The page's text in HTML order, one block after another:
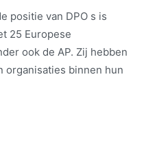
positie van DPO s is
25 Europese
ook de AP. Zij hebben
organisaties binnen hun